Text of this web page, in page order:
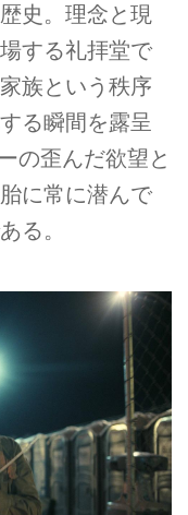
史。理念と現
する礼拝堂で
族という秩序
る瞬間を露呈
の歪んだ欲望と
に常に潜んで
る。